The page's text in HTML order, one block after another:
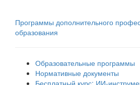
Программы дополнительного
образования
Образовательные программы
Нормативные документы
Бесплатный курс: